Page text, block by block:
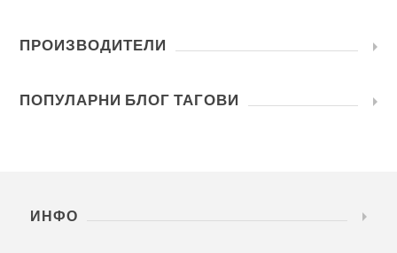
ПРОИЗВОДИТЕЛИ
ПОПУЛАРНИ БЛОГ ТАГОВИ
ИНФО